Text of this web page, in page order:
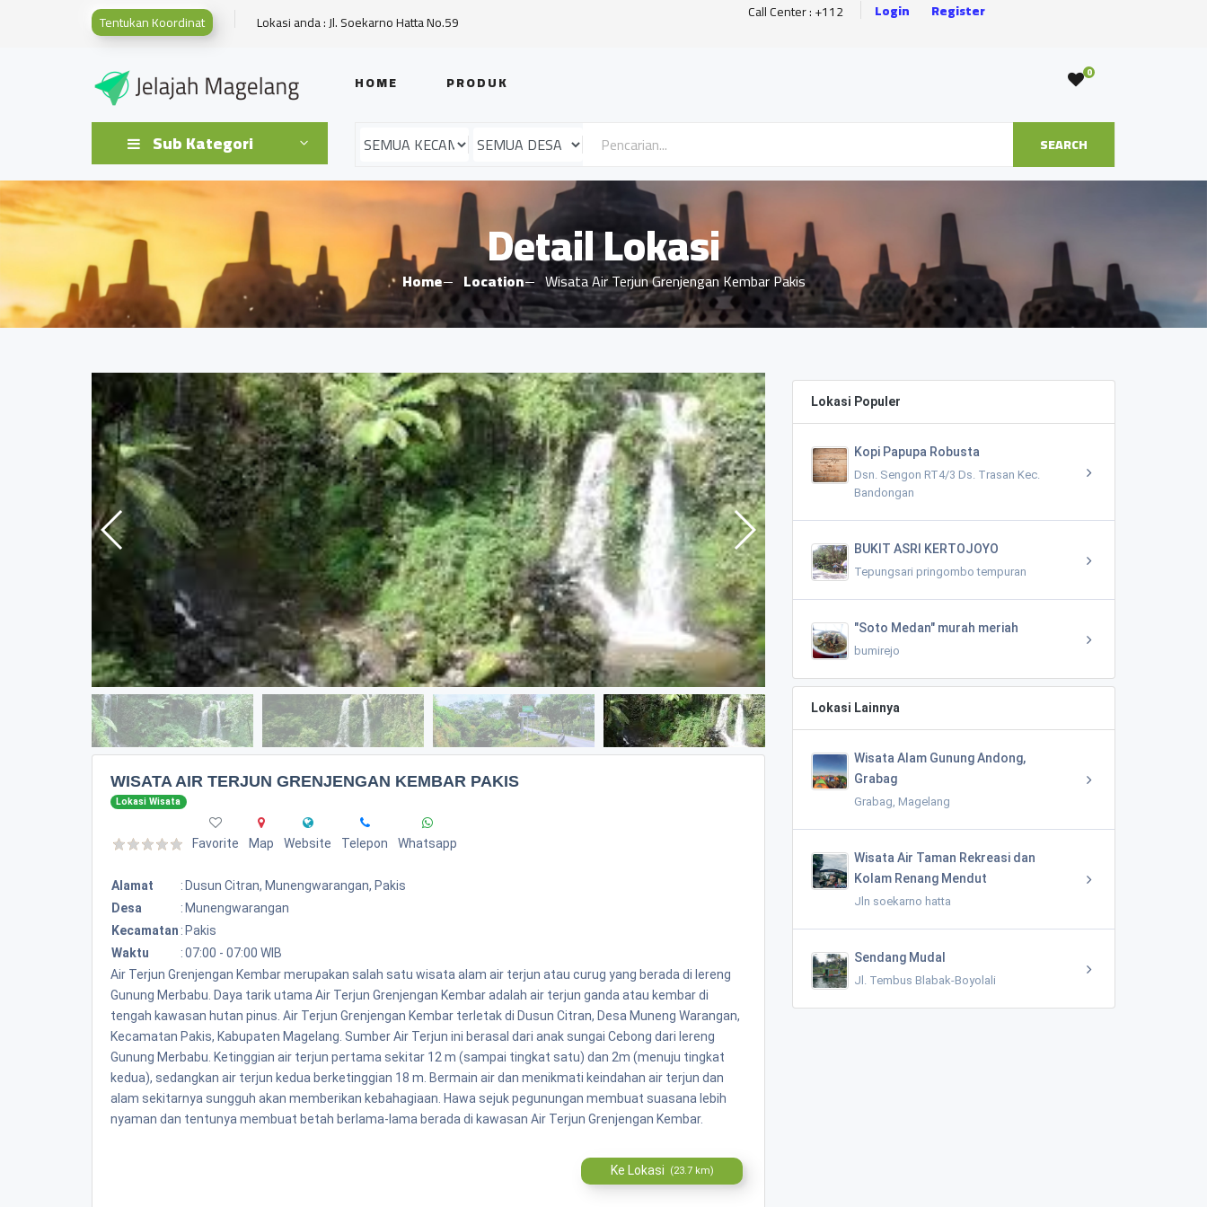
Tentukan Koordinat Lokasi anda : Jl. Soekarno Hatta No.59 Call Center : +112 Login Register
HOME PRODUK 0
Sub Kategori SEARCH
Detail Lokasi
Home Location Wisata Air Terjun Grenjengan Kembar Pakis
WISATA AIR TERJUN GRENJENGAN KEMBAR PAKIS
Lokasi Wisata
Favorite Map Website Telepon Whatsapp
Alamat : Dusun Citran, Munengwarangan, Pakis
Desa
: Munengwarangan
Kecamatan : Pakis
Waktu
:07:00 - 07:00 WIB
Air Terjun Grenjengan Kembar merupakan salah satu wisata alam air terjun atau curug yang berada di lereng
Gunung Merbabu. Daya tarik utama Air Terjun Grenjengan Kembar adalah air terjun ganda atau kembar di
tengah kawasan hutan pinus. Air Terjun Grenjengan Kembar terletak di Dusun Citran, Desa Muneng Warangan,
Kecamatan Pakis, Kabupaten Magelang. Sumber Air Terjun ini berasal dari anak sungai Cebong dari lereng
Gunung Merbabu. Ketinggian air terjun pertama sekitar 12 m (sampai tingkat satu) dan 2m (menuju tingkat
kedua), sedangkan air terjun kedua berketinggian 18 m. Bermain air dan menikmati keindahan air terjun dan
alam sekitarnya sungguh akan memberikan kebahagiaan. Hawa sejuk pegunungan membuat suasana lebih
nyaman dan tentunya membuat betah berlama-lama berada di kawasan Air Terjun Grenjengan Kembar.
Ke Lokasi (23.7 km)
Lokasi Populer
Kopi Papupa Robusta
Dsn. Sengon RT4/3 Ds. Trasan Kec.
Bandongan
BUKIT ASRI KERTOJOYO
Tepungsari pringombo tempuran
"Soto Medan" murah meriah
bumirejo
Lokasi Lainnya
Wisata Alam Gunung Andong,
Grabag
Grabag, Magelang
Wisata Air Taman Rekreasi dan
Kolam Renang Mendut
Jln soekarno hatta
Sendang Mudal
Jl. Tembus Blabak-Boyolali